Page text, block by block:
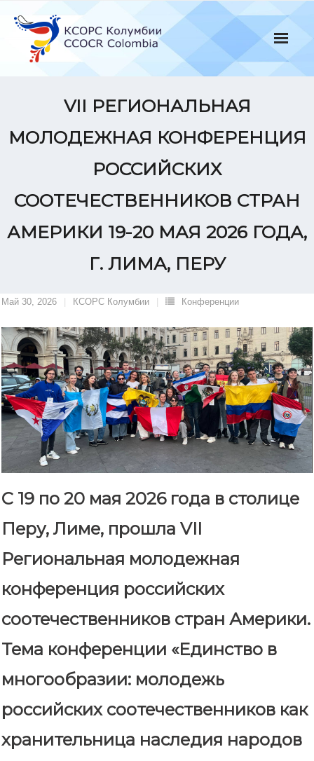
content
VII РЕГИОНАЛЬНАЯ
МОЛОДЕЖНАЯ КОНФЕРЕНЦИЯ
РОССИЙСКИХ
СООТЕЧЕСТВЕННИКОВ СТРАН
АМЕРИКИ 19-20 МАЯ 2026 ГОДА,
Г. ЛИМА, ПЕРУ
Май 30, 2026 КСОРС Колумбии Конференции
С 19 по 20 мая 2026 года в столице
Перу, Лиме, прошла VII
Региональная молодежная
конференция российских
соотечественников стран Америки.
Тема конференции «Единство в
многообразии: молодежь
российских соотечественников как
хранительница наследия народов